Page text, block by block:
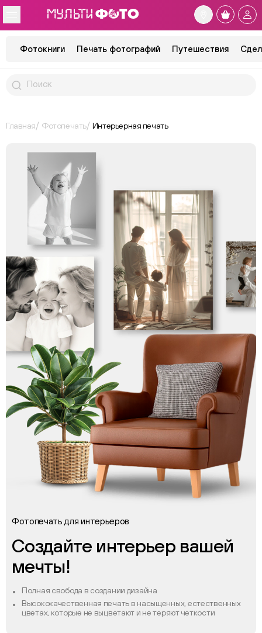
Фотокниги Печать фотографий Путешествия
Главная Фотопечать Интерьерная печать
Фотопечать для интерьеров
Создайте интерьер вашей
мечты!
Полная свобода в создании дизайна
Высококачественная печать в насыщенных, естественных
цветах, которые не выцветают и не теряют четкости